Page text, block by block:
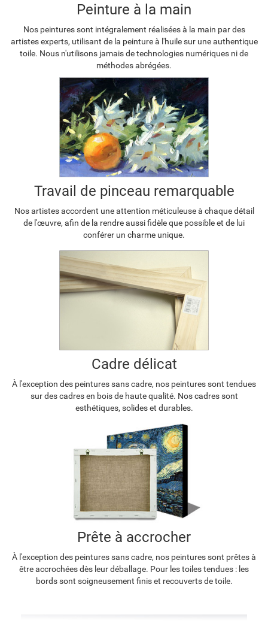
Peinture à la main
Nos peintures sont intégralement réalisées à la main par des
artistes experts, utilisant de la peinture à l'huile sur une authentique
toile. Nous n'utilisons jamais de technologies numériques ni de
méthodes abrégées.
Travail de pinceau remarquable
Nos artistes accordent une attention méticuleuse à chaque détail
de l'œuvre, afin de la rendre aussi fidèle que possible et de lui
conférer un charme unique.
Cadre délicat
À l'exception des peintures sans cadre, nos peintures sont tendues
sur des cadres en bois de haute qualité. Nos cadres sont
esthétiques, solides et durables.
Prête à accrocher
À l'exception des peintures sans cadre, nos peintures sont prêtes à
être accrochées dès leur déballage. Pour les toiles tendues : les
bords sont soigneusement finis et recouverts de toile.